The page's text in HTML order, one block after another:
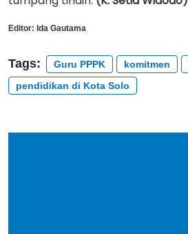
Editor: Ida Gautama
Tags: Guru PPPK komitmen
pendidikan di Kota Solo